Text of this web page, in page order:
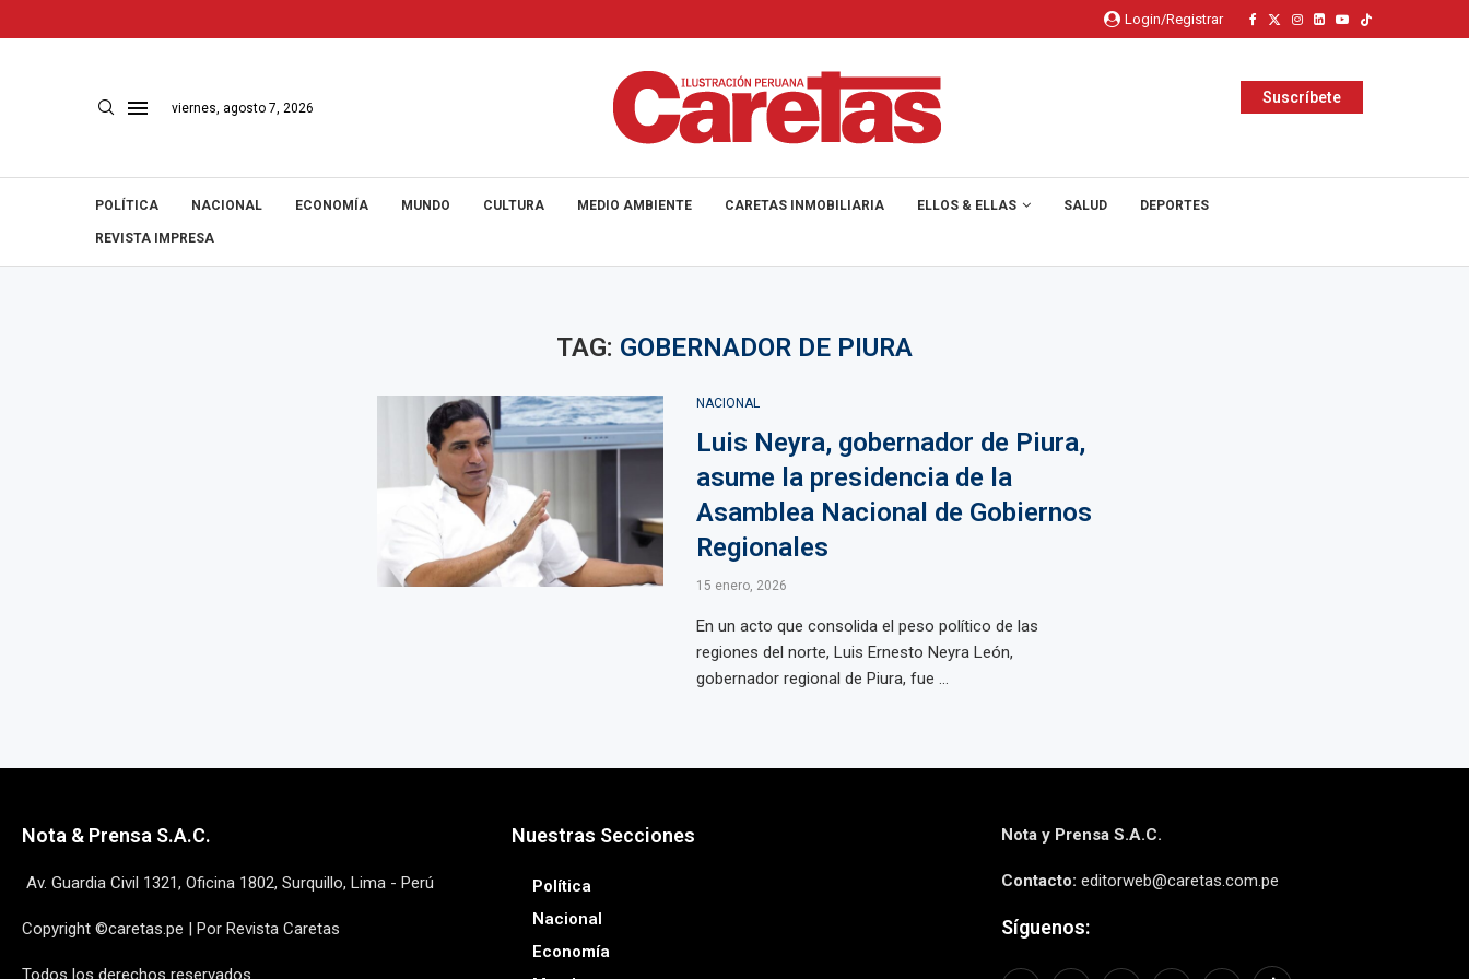
Login/Registrar
viernes, agosto 7, 2026
Suscríbete
POLÍTICA NACIONAL ECONOMÍA MUNDO CULTURA MEDIO AMBIENTE CARETAS INMOBILIARIA ELLOS & ELLAS SALUD DEPORTES
REVISTA IMPRESA
TAG: GOBERNADOR DE PIURA
NACIONAL
Luis Neyra, gobernador de Piura,
asume la presidencia de la
Asamblea Nacional de Gobiernos
Regionales
15 enero, 2026
En un acto que consolida el peso político de las
regiones del norte, Luis Ernesto Neyra León,
gobernador regional de Piura, fue ...
Nota & Prensa S.A.C.
Av. Guardia Civil 1321, Oficina 1802, Surquillo, Lima - Perú
Copyright ©caretas.pe | Por Revista Caretas
Todos los derechos reservados
Nuestras Secciones
Política
Nacional
Economía
Nota y Prensa S.A.C.
Contacto: editorweb@caretas.com.pe
Síguenos: